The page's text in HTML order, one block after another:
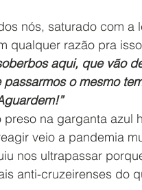
nós, saturado com
qualquer razão pra
aqui, que vão
passarmos o mesmo
na garganta azul
veio a pandemia
nos ultrapassar
anti-cruzeirenses do